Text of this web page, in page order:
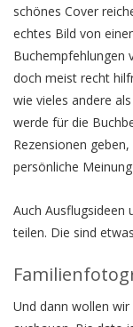
schönes Cover
echtes Bild von
Buchempfehlungen
doch meist recht
wie vieles andere
werde für die
Rezensionen
persönliche
Auch Ausflugsideen
teilen. Die sind
Und dann wollen wir